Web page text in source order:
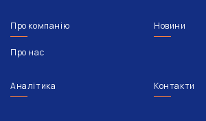
Про компанію
Про нас
Новини
Аналітика Контакти